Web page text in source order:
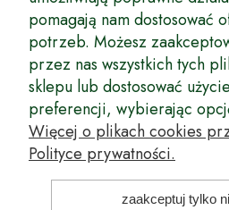
Wspólnie stworzyliśmy dla Państwa
produkty, dary ziemi ze szkółek
których tradycje sięgają roku 1953.
z najwyższą starannością przez trzecie
Długoletnie Doświadczenie sprawiło, że
duża odporność na zmienne warunki
oraz niezwykły urodzaj. W ofercie
ogrodniczego: drzewka owocowe,
ozdobne, odmiany jabłoni, sadzonki
amerykańska, róże wielkokwiatowe,
pomagają nam dostosować
potrzeb. Możesz
przez nas wszystkich tych
sklepu lub dostosować
preferencji, wybierając
Więcej o plikach cookies
Polityce prywatności.
zaakceptuj tylko